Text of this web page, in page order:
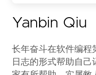
Yanbin Qiu
长年奋斗在软件编程
日志的形式帮助自